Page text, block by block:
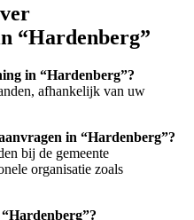
“Hardenberg”
in “Hardenberg”?
afhankelijk van uw
in “Hardenberg”?
bij de gemeente
organisatie zoals